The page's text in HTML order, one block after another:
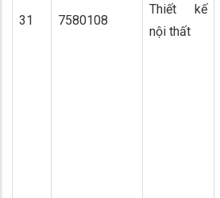
31 7580108
Thiết kế
nội thất